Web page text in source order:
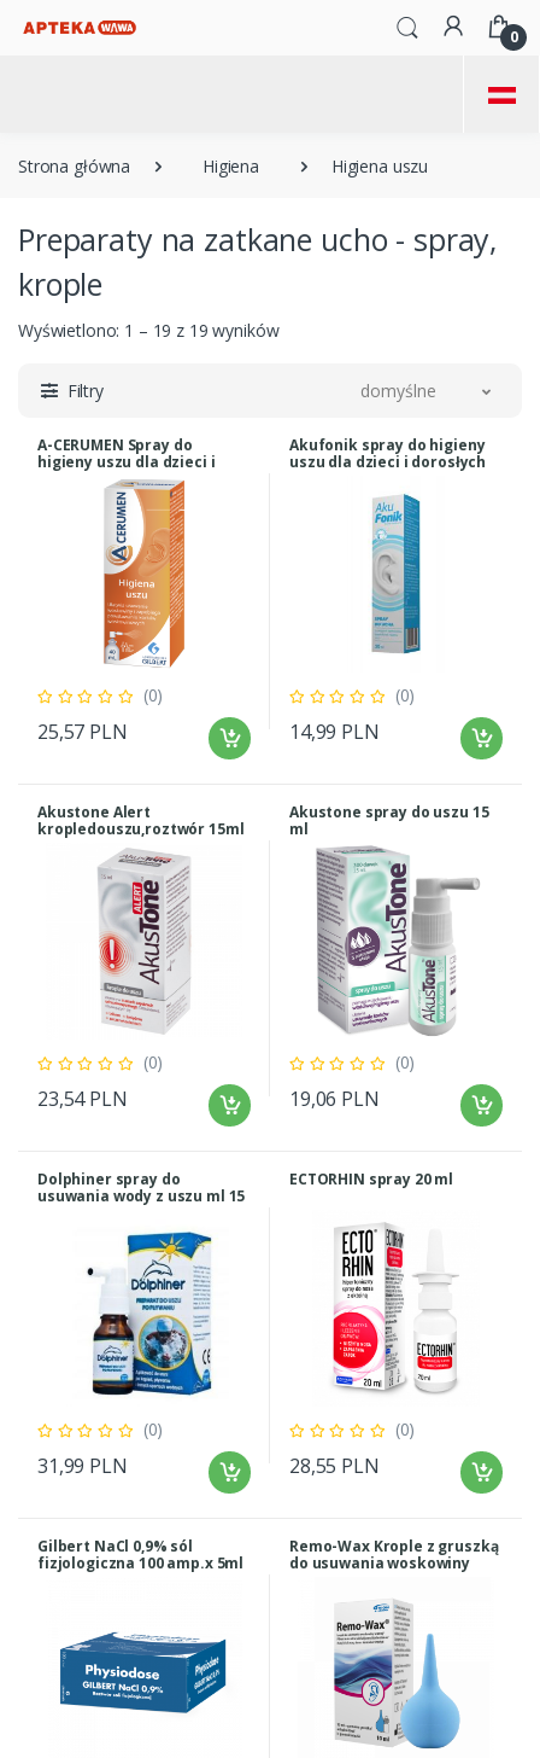
0
=
Strona główna Higiena Higiena uszu
Preparaty na zatkane ucho - spray,
krople
Wyświetlono: 1 – 19 z 19 wyników
Filtry domyślne
A-CERUMEN Spray do
higieny uszu dla dzieci i
dorosłych 40ml
(0)
25,57 PLN
Akufonik spray do higieny
uszu dla dzieci i dorosłych
(0)
14,99 PLN
Akustone Alert
kropledouszu,roztwór 15ml
(0)
23,54 PLN
Akustone spray do uszu 15
ml
(0)
19,06 PLN
Dolphiner spray do
usuwania wody z uszu ml 15
(0)
31,99 PLN
ECTORHIN spray 20 ml
(0)
28,55 PLN
Gilbert NaCl 0,9% sól
fizjologiczna 100 amp.x 5ml
Remo-Wax Krople z gruszką
do usuwania woskowiny